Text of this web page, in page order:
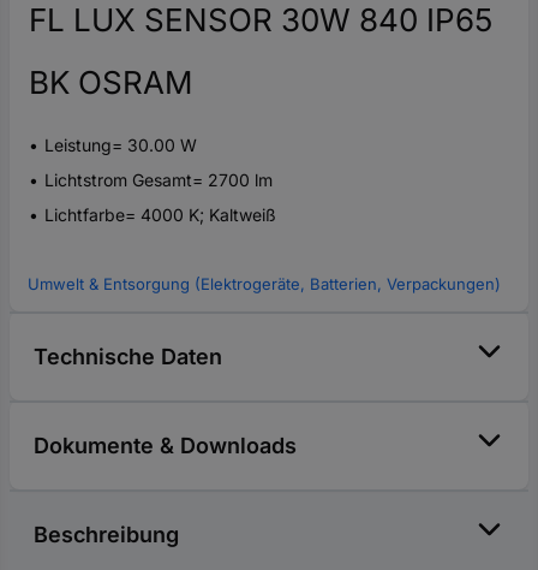
FL LUX SENSOR 30W 840 IP65
BK OSRAM
Leistung= 30.00 W
Lichtstrom Gesamt= 2700 lm
Lichtfarbe= 4000 K; Kaltweiß
Umwelt & Entsorgung (Elektrogeräte, Batterien, Verpackungen)
Technische Daten
Dokumente & Downloads
Beschreibung